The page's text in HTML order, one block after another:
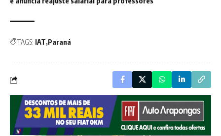
TAGS: IAT Paraná